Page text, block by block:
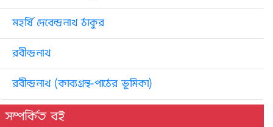
মহর্ষি দেবেন্দ্রনাথ ঠাকুর
রবীন্দ্রনাথ
রবীন্দ্রনাথ (কাব্যগ্রন্থ-পাঠের ভূমিকা)
সম্পর্কিত বই